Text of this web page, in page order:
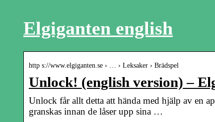
Elgiganten english
http s://www.elgiganten.se › … › Leksaker › Brädspel
Unlock! (english version) –
Unlock får allt detta att hända med hjälp av en
granskas innan de låser upp sina …